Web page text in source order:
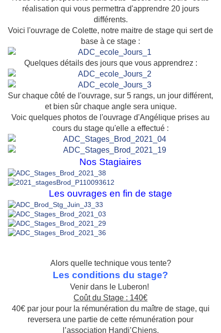
réalisation qui vous permettra d'apprendre 20 jours
différents.
Voici l'ouvrage de Colette, notre maitre de stage qui sert de
base à ce stage :
Quelques détails des jours que vous apprendrez :
Sur chaque côté de l'ouvrage, sur 5 rangs, un jour différent,
et bien sûr chaque angle sera unique.
Voic quelques photos de l'ouvrage d'Angélique prises au
cours du stage qu'elle a effectué :
Nos Stagiaires
Les ouvrages en fin de stage
Alors quelle technique vous tente?
Les conditions du stage?
Venir dans le Luberon!
Coût du Stage : 140€
40€ par jour pour la rémunération du maître de stage, qui
reversera une partie de cette rémunération pour
l’association Handi’Chiens.